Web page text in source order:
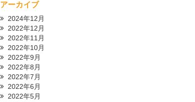
アーカイブ
2024年12月
2022年12月
2022年11月
2022年10月
2022年9月
2022年8月
2022年7月
2022年6月
2022年5月